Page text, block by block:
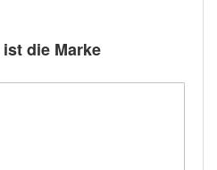
die Marke